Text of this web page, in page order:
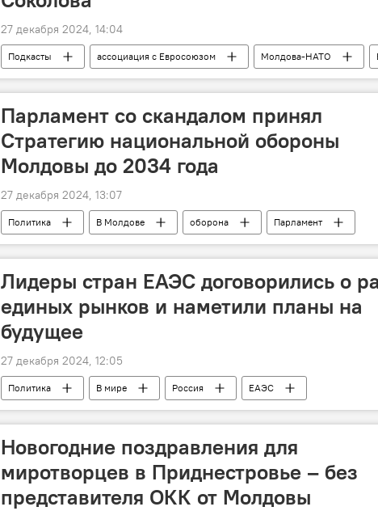
27 декабря 2024, 14:04
Подкасты ассоциация с Евросоюзом Молдова-НАТО
Парламент со скандалом принял
Стратегию национальной обороны
Молдовы до 2034 года
27 декабря 2024, 13:07
Политика В Молдове оборона Парламент
Лидеры стран ЕАЭС договорились о
единых рынков и наметили планы на
будущее
27 декабря 2024, 12:05
Политика В мире Россия ЕАЭС
Новогодние поздравления для
миротворцев в Приднестровье – без
представителя ОКК от Молдовы